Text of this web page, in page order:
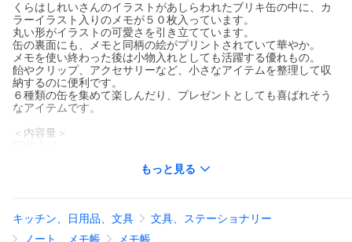
くらはしれいさんのイラストがあしらわれたブリキ缶の中に、カ
ラーイラスト入りのメモが５０枚入っています。
丸い形がイラストの可愛さを引き立てています。
缶の裏面にも、メモと同柄の絵がプリントされていて華やか。
メモを使い終わった後は小物入れとしても活躍する優れもの。
飴やクリップ、アクセサリーなど、小さなアイテムを整理して収
納するのに便利です。
６種類の缶を集めて楽しんだり、プレゼントとしても喜ばれそう
なアイテムです。
＜内容量＞
パッケージ：W105×H100×D30mm
本体：W75×H75×D28mm
もっと見る
キッチン、日用品、文具
文具、ステーショナリー
ノート、メモ帳
メモ帳